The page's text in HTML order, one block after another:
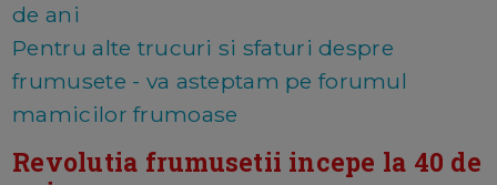
de ani
Pentru alte trucuri si sfaturi despre
frumusete - va asteptam pe forumul
mamicilor frumoase
Revolutia frumusetii incepe la 40 de